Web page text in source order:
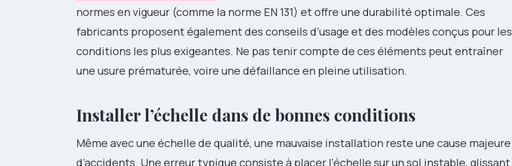
normes en vigueur (comme la norme EN 131) et offre une durabilité optimale. Ces
fabricants proposent également des conseils d’usage et des modèles conçus pour les
conditions les plus exigeantes. Ne pas tenir compte de ces éléments peut entraîner
une usure prématurée, voire une défaillance en pleine utilisation.
Installer l’échelle dans de bonnes conditions
Même avec une échelle de qualité, une mauvaise installation reste une cause majeure
d’accidents. Une erreur typique consiste à placer l’échelle sur un sol instable, glissant